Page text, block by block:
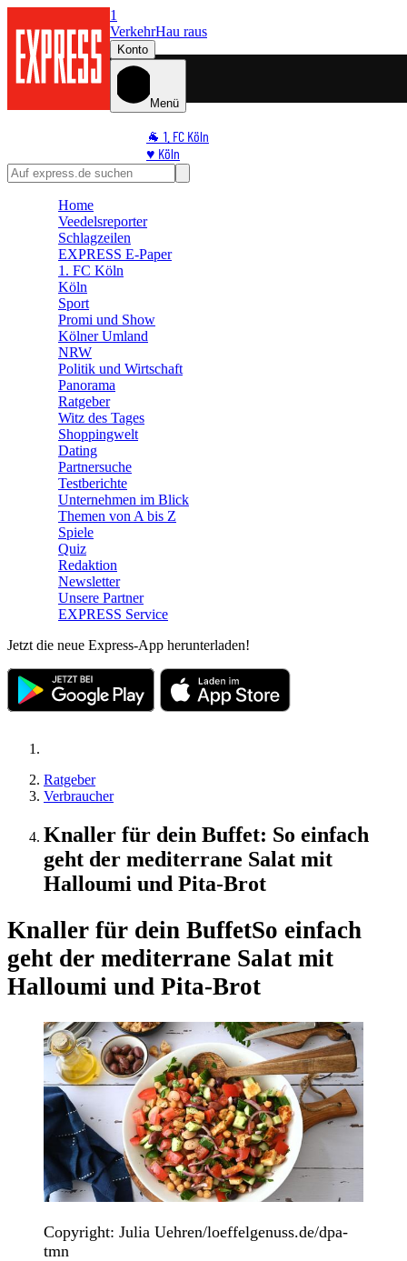
1
VerkehrHau raus
Konto
Menü
🐐 1. FC Köln
♥️ Köln
⭐ Promi
🛒 Shoppingwelt
Home
Veedelsreporter
Schlagzeilen
EXPRESS E-Paper
1. FC Köln
Köln
Sport
Promi und Show
Kölner Umland
NRW
Politik und Wirtschaft
Panorama
Ratgeber
Witz des Tages
Shoppingwelt
Dating
Partnersuche
Testberichte
Unternehmen im Blick
Themen von A bis Z
Spiele
Quiz
Redaktion
Newsletter
Unsere Partner
EXPRESS Service
Jetzt die neue Express-App herunterladen!
Ratgeber
Verbraucher
Knaller für dein Buffet: So einfach
geht der mediterrane Salat mit
Halloumi und Pita-Brot
Knaller für dein BuffetSo einfach
geht der mediterrane Salat mit
Halloumi und Pita-Brot
Copyright: Julia Uehren/loeffelgenuss.de/dpa-
tmn